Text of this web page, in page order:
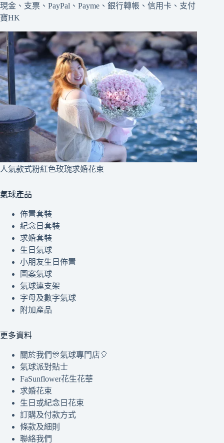
現金、支票、PayPal、Payme、銀行轉帳、信用卡、支付
寶HK
人氣款式粉紅色玫瑰求婚花束
氣球產品
佈置套裝
紀念日套裝
求婚套裝
生日氣球
小朋友生日佈置
圖案氣球
氣球連支架
字母及數字氣球
附加產品
更多資料
關於我們🎊氣球專門店🎈
氣球派對貼士
FaSunflower花生花華
求婚花束
生日或紀念日花束
訂購及付款方式
條款及細則
聯絡我們